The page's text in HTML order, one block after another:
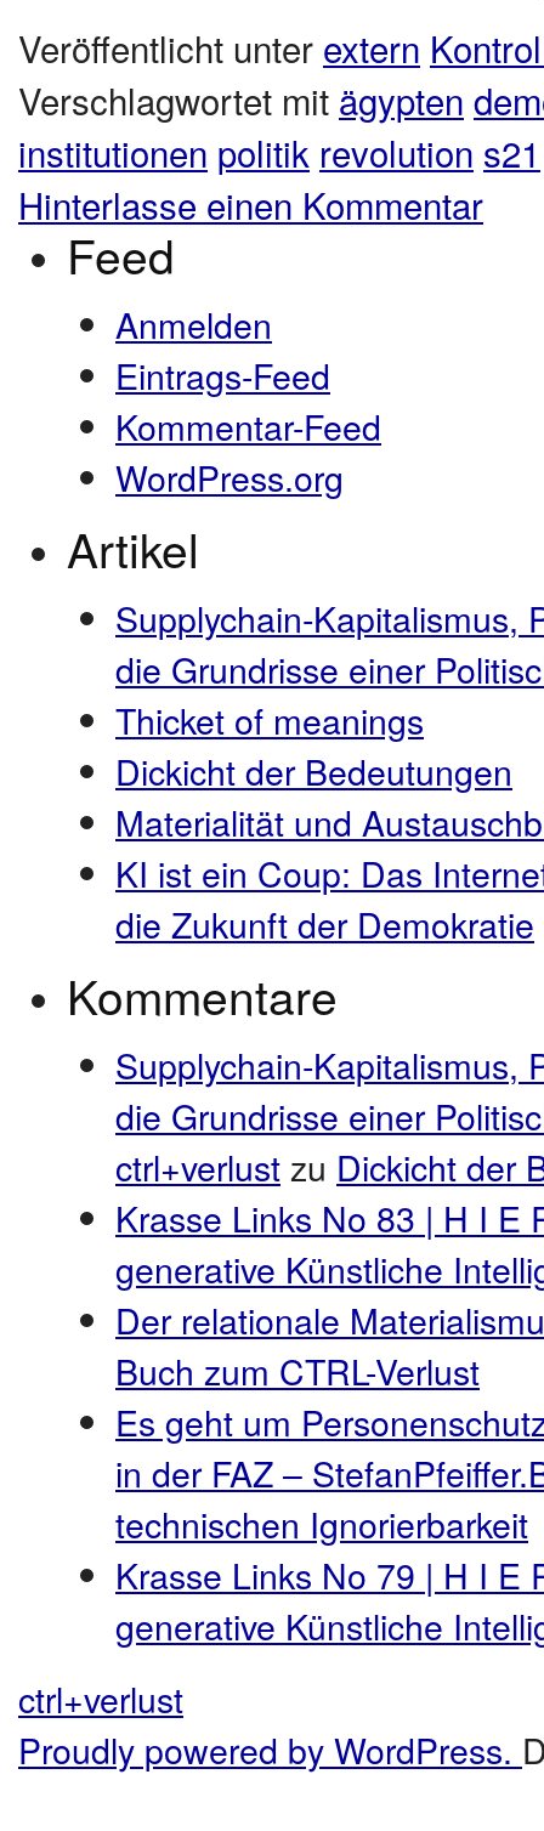
Veröffentlicht unter extern
Verschlagwortet mit ägypten
institutionen politik revolution s21
Hinterlasse einen Kommentar
Feed
Anmelden
Eintrags-Feed
Kommentar-Feed
WordPress.org
Artikel
Supplychain-Kapitalismus,
die Grundrisse einer
Thicket of meanings
Dickicht der Bedeutungen
Materialität und
KI ist ein Coup: Das
die Zukunft der Demokratie
Kommentare
Supplychain-Kapitalismus,
die Grundrisse einer
ctrl+verlustzu Dickicht der
Krasse Links No 83 | H I E
generative Künstliche
Der relationale
Buch zum CTRL-Verlust
Es geht um
in der FAZ –
technischen Ignorierbarkeit
Krasse Links No 79 | H I E
generative Künstliche
ctrl+verlust
Proudly powered by WordPress.